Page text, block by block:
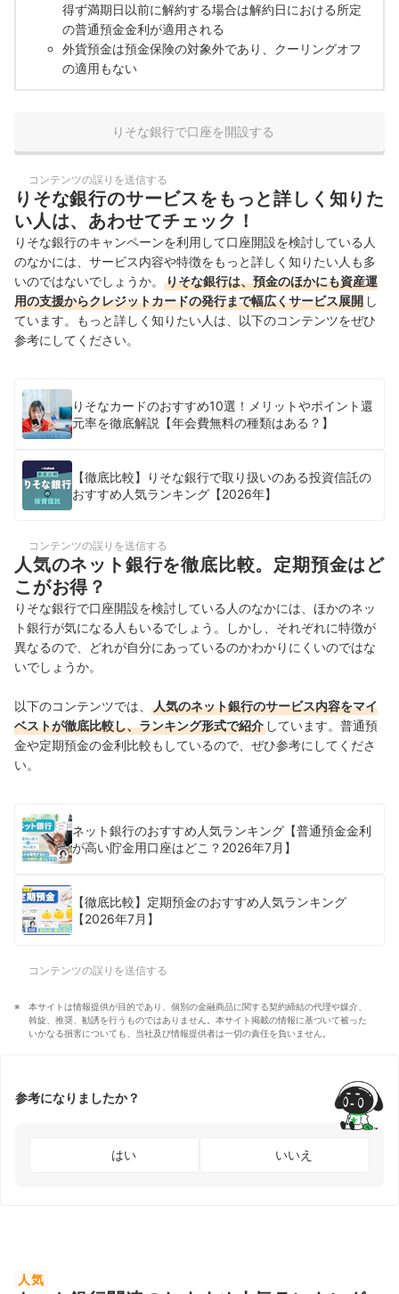
得ず満期日以前に解約する場合は解約日における所定
の普通預金金利が適用される
外貨預金は預金保険の対象外であり、クーリングオフ
の適用もない
りそな銀行で口座を開設する
コンテンツの誤りを送信する
りそな銀行のサービスをもっと詳しく知りた
い人は、あわせてチェック！
りそな銀行のキャンペーンを利用して口座開設を検討している人
のなかには、サービス内容や特徴をもっと詳しく知りたい人も多
いのではないでしょうか。
りそな銀行は、預金のほかにも資産運
用の支援からクレジットカードの発行まで幅広くサービス展開 し
ています。もっと詳しく知りたい人は、以下のコンテンツをぜひ
参考にしてください。
りそなカードのおすすめ10選！メリットやポイント還
元率を徹底解説【年会費無料の種類はある？】
【徹底比較】りそな銀行で取り扱いのある投資信託の
おすすめ人気ランキング【2026年】
コンテンツの誤りを送信する
人気のネット銀行を徹底比較。定期預金はど
こがお得？
りそな銀行で口座開設を検討している人のなかには、ほかのネッ
ト銀行が気になる人もいるでしょう。しかし、それぞれに特徴が
異なるので、どれが自分にあっているのかわかりにくいのではな
いでしょうか。
以下のコンテンツでは、
人気のネット銀行のサービス内容をマイ
ベストが徹底比較し、ランキング形式で紹介 しています。普通預
金や定期預金の金利比較もしているので、ぜひ参考にしてくださ
い。
ネット銀行のおすすめ人気ランキング【普通預金金利
が高い貯金用口座はどこ？2026年7月】
【徹底比較】定期預金のおすすめ人気ランキング
【2026年7月】
コンテンツの誤りを送信する
本サイトは情報提供が目的であり、個別の金融商品に関する契約締結の代理や媒介、
斡旋、推奨、勧誘を行うものではありません。本サイト掲載の情報に基づいて被った
いかなる損害についても、当社及び情報提供者は一切の責任を負いません。
参考になりましたか？
はい いいえ
人気